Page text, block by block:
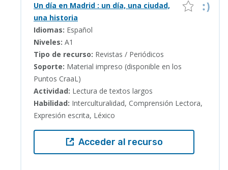
Un día en Madrid : un día, una ciudad,
una historia
Idiomas: Español
Niveles: A1
Tipo de recurso: Revistas / Periódicos
Soporte: Material impreso (disponible en los
Puntos CraaL)
Actividad: Lectura de textos largos
Habilidad: Interculturalidad, Comprensión Lectora,
Expresión escrita, Léxico
Acceder al recurso